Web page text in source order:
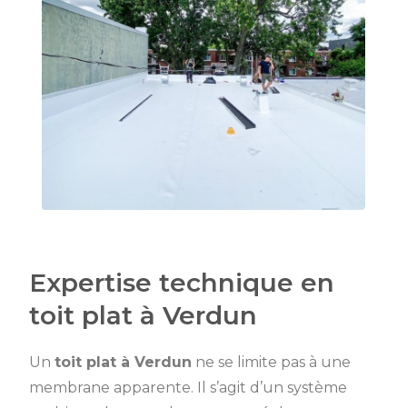
Expertise technique en
toit plat à Verdun
Un toit plat à Verdun ne se limite pas à une
membrane apparente. Il s’agit d’un système